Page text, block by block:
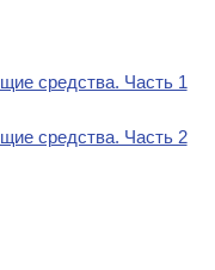
средства. Часть 1
средства. Часть 2